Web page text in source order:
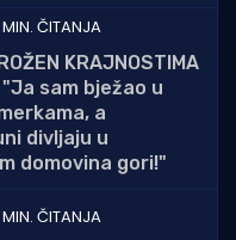
ČITANJA
KRAJNOSTIMA
"Ja sam bježao u
a
divljaju u
domovina gori!"
ČITANJA